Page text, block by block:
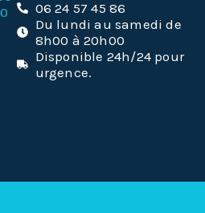
06 24 57 45 86
Du lundi au samedi de
8h00 à 20h00
Disponible 24h/24 pour
urgence.